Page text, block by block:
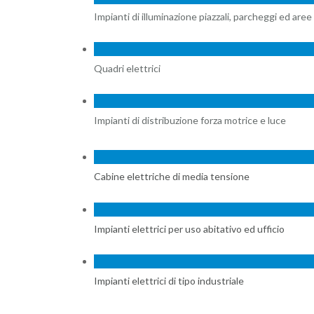
Impianti di illuminazione piazzali, parcheggi ed
Quadri elettrici
Impianti di distribuzione forza motrice e luce
Cabine elettriche di media tensione
Impianti elettrici per uso abitativo ed ufficio
Impianti elettrici di tipo industriale